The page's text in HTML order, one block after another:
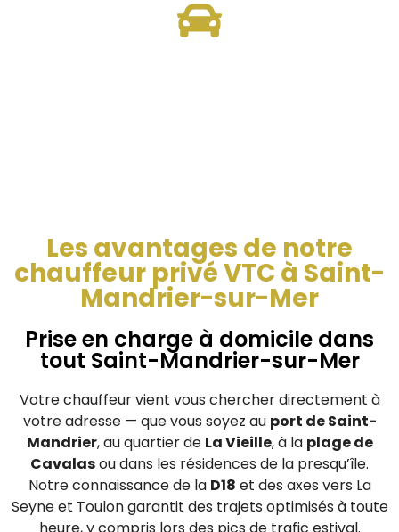
Les avantages de notre
chauffeur privé VTC à Saint-
Mandrier-sur-Mer
Prise en charge à domicile dans
tout Saint-Mandrier-sur-Mer
Votre chauffeur vient vous chercher directement à
votre adresse — que vous soyez au port de Saint-
Mandrier, au quartier de La Vieille, à la plage de
Cavalasou dans les résidences de la presqu’île.
Notre connaissance de la D18 et des axes vers La
Seyne et Toulon garantit des trajets optimisés à toute